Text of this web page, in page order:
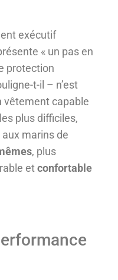
exécutif
« un pas en
protection
t-il – n’est
vêtement capable
plus difficiles,
marins de
, plus
etconfortable